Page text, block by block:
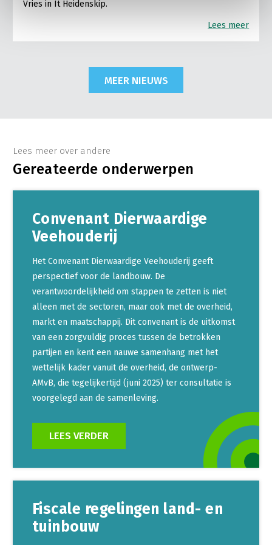
Vries in It Heidenskip.
Lees meer
MEER NIEUWS
Lees meer over andere
Gereateerde onderwerpen
Convenant Dierwaardige
Veehouderij
Het Convenant Dierwaardige Veehouderij geeft
perspectief voor de landbouw. De
verantwoordelijkheid om stappen te zetten is niet
alleen met de sectoren, maar ook met de overheid,
markt en maatschappij. Dit convenant is de uitkomst
van een zorgvuldig proces tussen de betrokken
partijen en kent een nauwe samenhang met het
wettelijk kader vanuit de overheid, de ontwerp-
AMvB, die tegelijkertijd (juni 2025) ter consultatie is
voorgelegd aan de samenleving.
LEES VERDER
Fiscale regelingen land- en
tuinbouw